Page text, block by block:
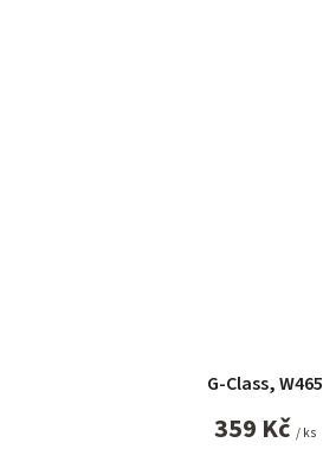
G-Class, W465
359 Kč / ks